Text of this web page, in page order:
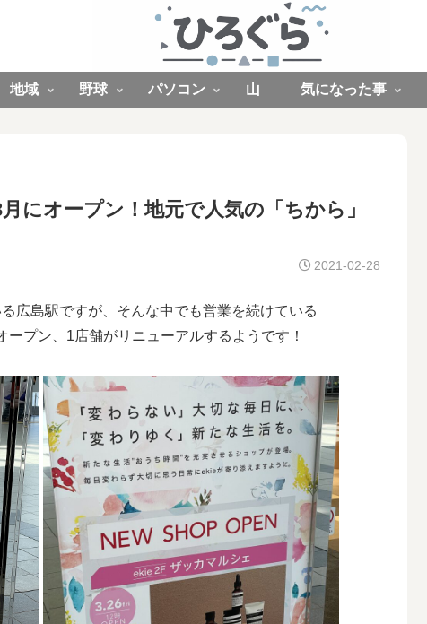
地域 野球 パソコン 山 気になった事
にオープン！地元で人気の「ちから」
2021-02-28
広島駅ですが、そんな中でも営業を続けている
ープン、1店舗がリニューアルするようです！